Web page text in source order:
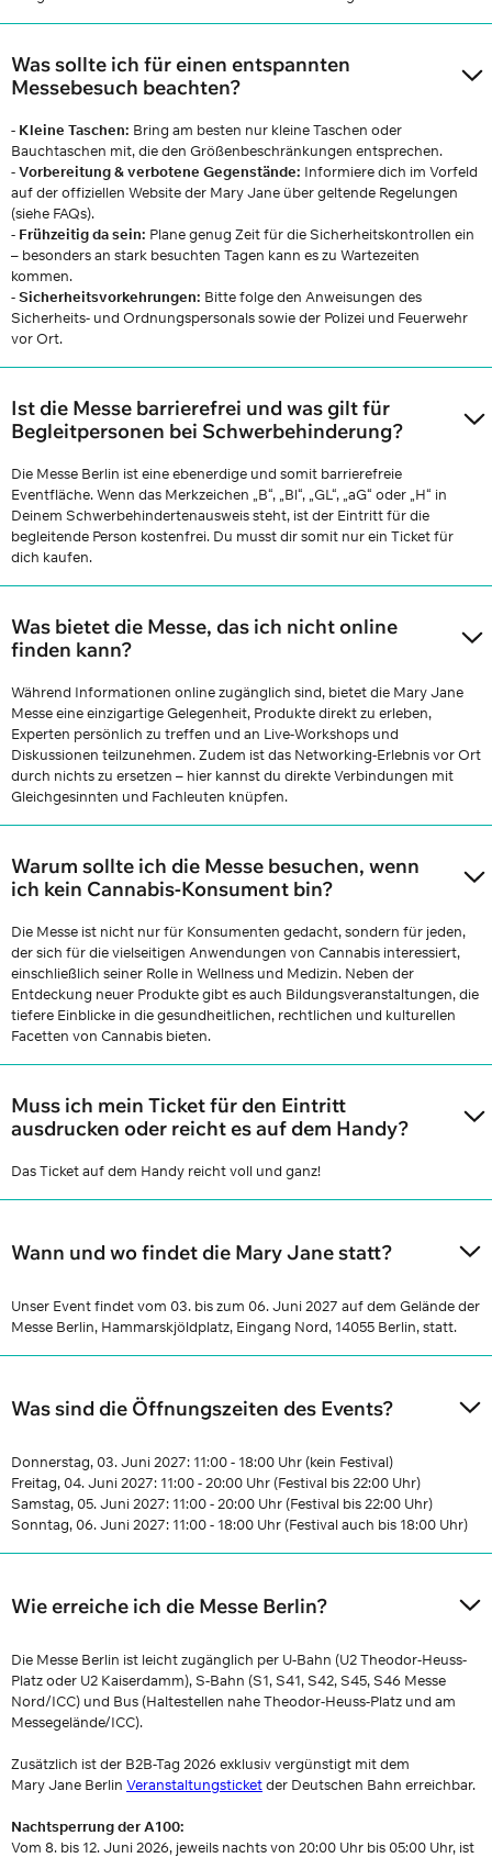
Was sollte ich für einen entspannten
Messebesuch beachten?
- Kleine Taschen: Bring am besten nur kleine Taschen oder
Bauchtaschen mit, die den Größenbeschränkungen entsprechen.
-Vorbereitung & verbotene Gegenstände: Informiere dich im Vorfeld
auf der offiziellen Website der Mary Jane über geltende Regelungen
(siehe FAQs).
- Frühzeitig da sein: Plane genug Zeit für die Sicherheitskontrollen ein
– besonders an stark besuchten Tagen kann es zu Wartezeiten
kommen.
-Sicherheitsvorkehrungen: Bitte folge den Anweisungen des
Sicherheits- und Ordnungspersonals sowie der Polizei und Feuerwehr
vor Ort.
Ist die Messe barrierefrei und was gilt für
Begleitpersonen bei Schwerbehinderung?
Die Messe Berlin ist eine ebenerdige und somit barrierefreie
Eventfläche. Wenn das Merkzeichen „B“, „Bl“, „GL“, „aG“ oder „H“ in
Deinem Schwerbehindertenausweis steht, ist der Eintritt für die
begleitende Person kostenfrei. Du musst dir somit nur ein Ticket für
dich kaufen.
Was bietet die Messe, das ich nicht online
finden kann?
Während Informationen online zugänglich sind, bietet die Mary Jane
Messe eine einzigartige Gelegenheit, Produkte direkt zu erleben,
Experten persönlich zu treffen und an Live-Workshops und
Diskussionen teilzunehmen. Zudem ist das Networking-Erlebnis vor Ort
durch nichts zu ersetzen – hier kannst du direkte Verbindungen mit
Gleichgesinnten und Fachleuten knüpfen.
Warum sollte ich die Messe besuchen, wenn
ich kein Cannabis-Konsument bin?
Die Messe ist nicht nur für Konsumenten gedacht, sondern für jeden,
der sich für die vielseitigen Anwendungen von Cannabis interessiert,
einschließlich seiner Rolle in Wellness und Medizin. Neben der
Entdeckung neuer Produkte gibt es auch Bildungsveranstaltungen, die
tiefere Einblicke in die gesundheitlichen, rechtlichen und kulturellen
Facetten von Cannabis bieten.
Muss ich mein Ticket für den Eintritt
ausdrucken oder reicht es auf dem Handy?
Das Ticket auf dem Handy reicht voll und ganz!
Wann und wo findet die Mary Jane statt?
Unser Event findet vom 03. bis zum 06. Juni 2027 auf dem Gelände der
Messe Berlin, Hammarskjöldplatz, Eingang Nord, 14055 Berlin, statt.
Was sind die Öffnungszeiten des Events?
Donnerstag, 03. Juni 2027: 11:00 - 18:00 Uhr (kein Festival)
Freitag, 04. Juni 2027: 11:00 - 20:00 Uhr (Festival bis 22:00 Uhr)
Samstag, 05. Juni 2027: 11:00 - 20:00 Uhr (Festival bis 22:00 Uhr)
Sonntag, 06. Juni 2027: 11:00 - 18:00 Uhr (Festival auch bis 18:00 Uhr)
Wie erreiche ich die Messe Berlin?
Die Messe Berlin ist leicht zugänglich per U-Bahn (U2 Theodor-Heuss-
Platz oder U2 Kaiserdamm), S-Bahn (S1, S41, S42, S45, S46 Messe
Nord/ICC) und Bus (Haltestellen nahe Theodor-Heuss-Platz und am
Messegelände/ICC).
Zusätzlich ist der B2B-Tag 2026 exklusiv vergünstigt mit dem
Mary Jane Berlin Veranstaltungsticketder Deutschen Bahn erreichbar.
Nachtsperrung der A100:
Vom 8. bis 12. Juni 2026, jeweils nachts von 20:00 Uhr bis 05:00 Uhr, ist